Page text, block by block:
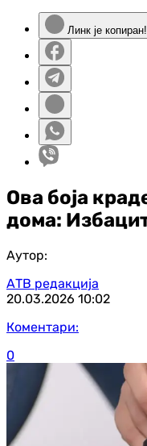
Линк је копиран!
Ова боја
дома:
Аутор:
АТВ редакција
20.03.2026 10:02
Коментари:
0